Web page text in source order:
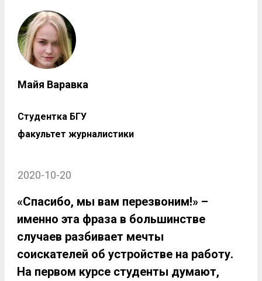
Майя Варавка
Студентка БГУ
факультет журналистики
2020-10-20
«Спасибо, мы вам перезвоним!» –
именно эта фраза в большинстве
случаев разбивает мечты
соискателей об устройстве на работу.
На первом курсе студенты думают,